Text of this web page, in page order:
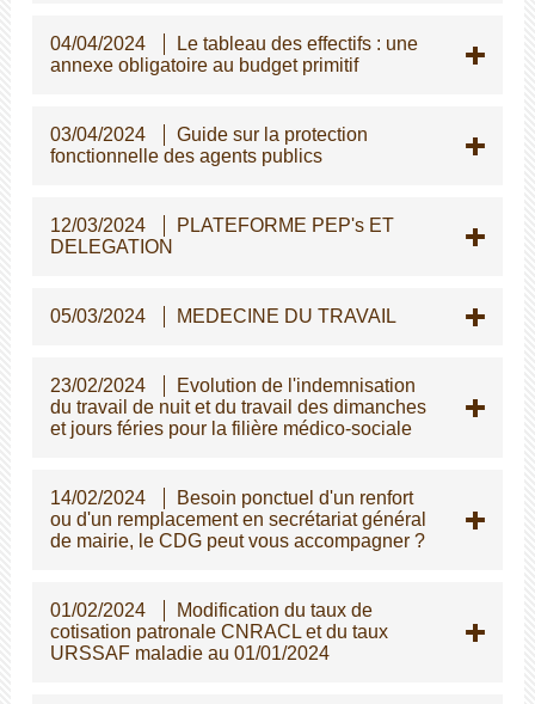
04/04/2024
Le tableau des effectifs : une
annexe obligatoire au budget primitif
03/04/2024
Guide sur la protection
fonctionnelle des agents publics
12/03/2024
PLATEFORME PEP's ET
DELEGATION
05/03/2024 MEDECINE DU TRAVAIL
23/02/2024
Evolution de l'indemnisation
du travail de nuit et du travail des dimanches
et jours féries pour la filière médico-sociale
14/02/2024
Besoin ponctuel d'un renfort
ou d'un remplacement en secrétariat général
de mairie, le CDG peut vous accompagner ?
01/02/2024
Modification du taux de
cotisation patronale CNRACL et du taux
URSSAF maladie au 01/01/2024